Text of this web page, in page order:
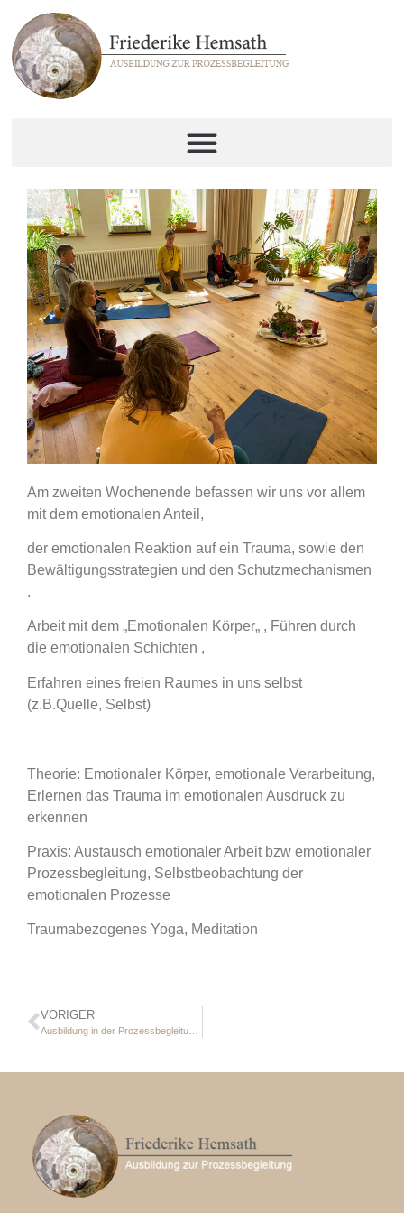
Am zweiten Wochenende befassen wir uns vor allem
mit dem emotionalen Anteil,
der emotionalen Reaktion auf ein Trauma, sowie den
Bewältigungsstrategien und den Schutzmechanismen
.
Arbeit mit dem „Emotionalen Körper„ , Führen durch
die emotionalen Schichten ,
Erfahren eines freien Raumes in uns selbst
(z.B.Quelle, Selbst)
Theorie: Emotionaler Körper, emotionale Verarbeitung,
Erlernen das Trauma im emotionalen Ausdruck zu
erkennen
Praxis: Austausch emotionaler Arbeit bzw emotionaler
Prozessbegleitung, Selbstbeobachtung der
emotionalen Prozesse
Traumabezogenes Yoga, Meditation
VORIGER